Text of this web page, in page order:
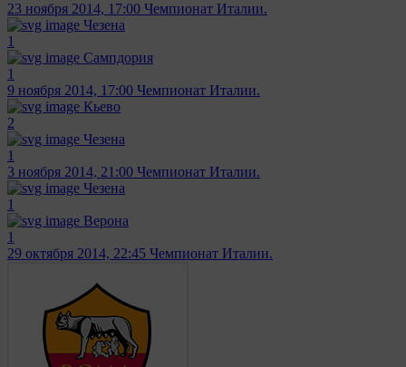
23 ноября 2014, 17:00 Чемпионат Италии.
Чезена
1
Сампдория
1
9 ноября 2014, 17:00 Чемпионат Италии.
Кьево
2
Чезена
1
3 ноября 2014, 21:00 Чемпионат Италии.
Чезена
1
Верона
1
29 октября 2014, 22:45 Чемпионат Италии.